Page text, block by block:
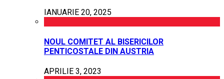
IANUARIE 20, 2025
NOUL COMITET AL BISERICILOR
PENTICOSTALE DIN AUSTRIA
APRILIE 3, 2023